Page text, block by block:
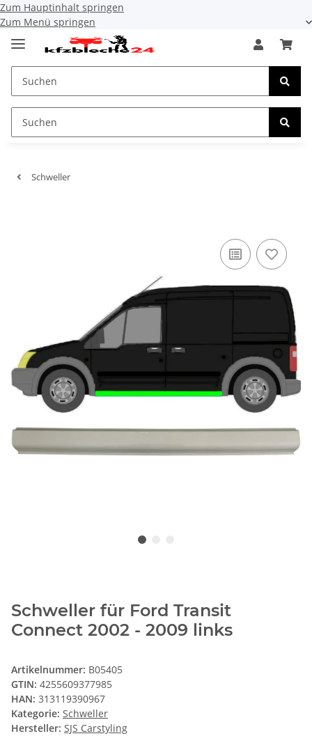
Zum Hauptinhalt springen
Zum Menü springen
Schweller
Schweller für Ford Transit
Connect 2002 - 2009 links
Artikelnummer: B05405
GTIN: 4255609377985
HAN: 313119390967
Kategorie: Schweller
Hersteller: SJS Carstyling